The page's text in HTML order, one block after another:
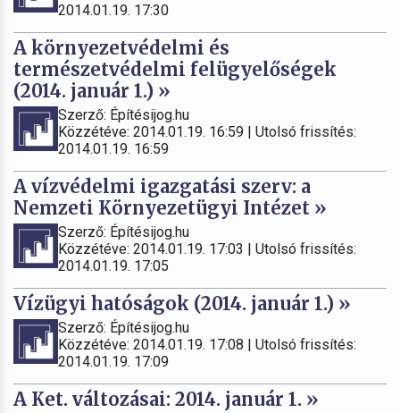
2014.01.19. 17:30
A környezetvédelmi és
természetvédelmi felügyelőségek
(2014. január 1.) »
Szerző: Építésijog.hu
Közzétéve: 2014.01.19. 16:59 | Utolsó frissítés:
2014.01.19. 16:59
A vízvédelmi igazgatási szerv: a
Nemzeti Környezetügyi Intézet »
Szerző: Építésijog.hu
Közzétéve: 2014.01.19. 17:03 | Utolsó frissítés:
2014.01.19. 17:05
Vízügyi hatóságok (2014. január 1.) »
Szerző: Építésijog.hu
Közzétéve: 2014.01.19. 17:08 | Utolsó frissítés:
2014.01.19. 17:09
A Ket. változásai: 2014. január 1. »